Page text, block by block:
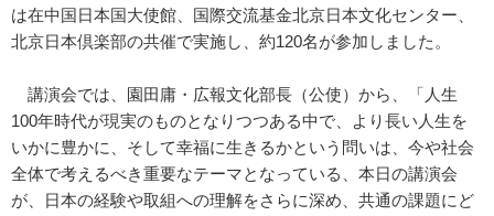
は在中国日本国大使館、国際交流基金北京日本文化センター、
北京日本倶楽部の共催で実施し、約120名が参加しました。
講演会では、園田庸・広報文化部長（公使）から、「人生
100年時代が現実のものとなりつつある中で、より長い人生を
いかに豊かに、そして幸福に生きるかという問いは、今や社会
全体で考えるべき重要なテーマとなっている、本日の講演会
が、日本の経験や取組への理解をさらに深め、共通の課題にど